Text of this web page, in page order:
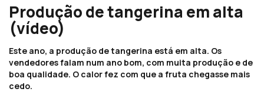
Produção de tangerina em alta
(vídeo)
Este ano, a produção de tangerina está em alta. Os
vendedores falam num ano bom, com muita produção e de
boa qualidade. O calor fez com que a fruta chegasse mais
cedo.